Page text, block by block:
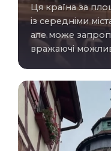
Ця країна за площею порівнянна
із середніми
але може
вражаючі